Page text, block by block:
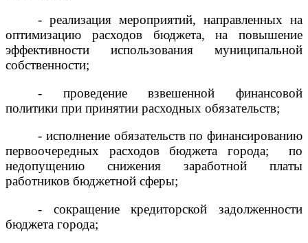
- реализация мероприятий, направленных на
оптимизацию расходов бюджета, на повышение
эффективности использования муниципальной
собственности;
- проведение взвешенной финансовой
политики при принятии расходных обязательств;
- исполнение обязательств по финансированию
первоочередных расходовбюджета города;по
недопущению снижения заработной платы
работников бюджетной сферы;
- сокращение кредиторской задолженности
бюджета города;